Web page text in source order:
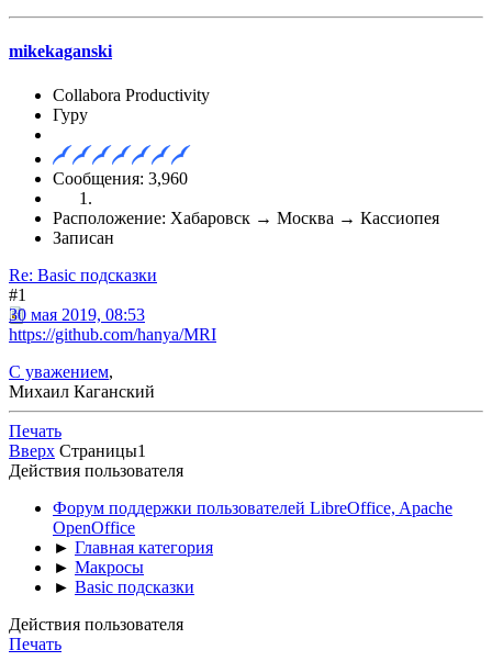
mikekaganski
Collabora Productivity
Гуру
Сообщения: 3,960
Расположение: Хабаровск → Москва → Кассиопея
Записан
Re: Basic подсказки
#1
30 мая 2019, 08:53
https://github.com/hanya/MRI
С уважением,
Михаил Каганский
Печать
Вверх Страницы1
Действия пользователя
Форум поддержки пользователей LibreOffice, Apache
OpenOffice
► Главная категория
► Макросы
► Basic подсказки
Действия пользователя
Печать